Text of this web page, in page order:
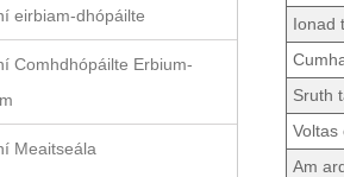
eirbiam-dhópáilte
Comhdhópáilte Erbium-
Meaitseála
Ionad
Sruth
Voltas
Am